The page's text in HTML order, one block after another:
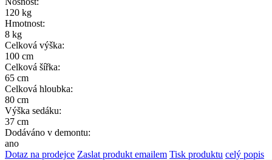
120 kg
Hmotnost:
8 kg
Celková výška:
100 cm
Celková šířka:
65 cm
Celková hloubka:
80 cm
Výška sedáku:
37 cm
Dodáváno v demontu:
ano
Dotaz na prodejce Zaslat produkt emailem Tisk produktu celý popis